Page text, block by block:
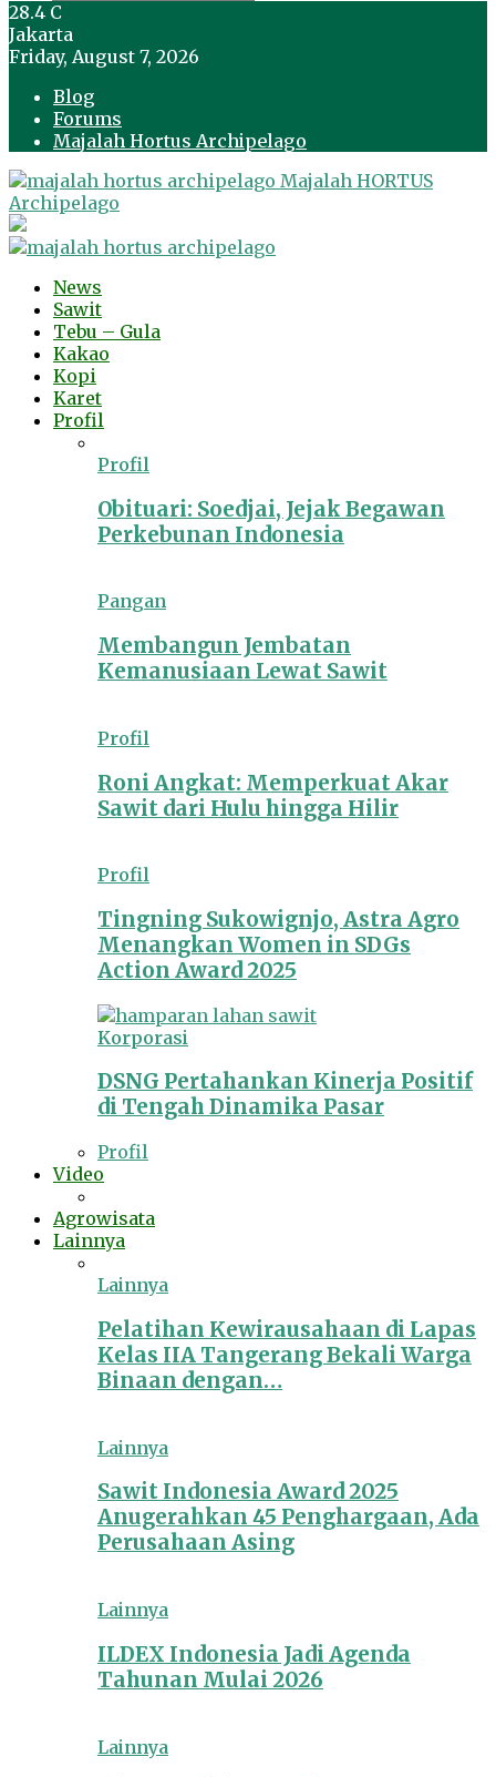
28.4 C
Jakarta
Friday, August 7, 2026
Blog
Forums
Majalah Hortus Archipelago
Majalah HORTUS
Archipelago
News
Sawit
Tebu – Gula
Kakao
Kopi
Karet
Profil
Profil
Obituari: Soedjai, Jejak Begawan
Perkebunan Indonesia
Pangan
Membangun Jembatan
Kemanusiaan Lewat Sawit
Profil
Roni Angkat: Memperkuat Akar
Sawit dari Hulu hingga Hilir
Profil
Tingning Sukowignjo, Astra Agro
Menangkan Women in SDGs
Action Award 2025
Korporasi
DSNG Pertahankan Kinerja Positif
di Tengah Dinamika Pasar
Profil
Video
Agrowisata
Lainnya
Lainnya
Pelatihan Kewirausahaan di Lapas
Kelas IIA Tangerang Bekali Warga
Binaan dengan…
Lainnya
Sawit Indonesia Award 2025
Anugerahkan 45 Penghargaan, Ada
Perusahaan Asing
Lainnya
ILDEX Indonesia Jadi Agenda
Tahunan Mulai 2026
Lainnya